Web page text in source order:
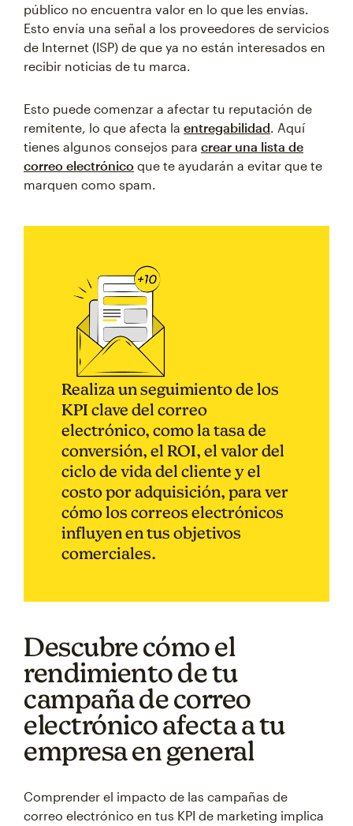
público no encuentra valor en lo que les envías.
Esto envía una señal a los proveedores de servicios
de Internet (ISP) de que ya no están interesados en
recibir noticias de tu marca.
Esto puede comenzar a afectar tu reputación de
remitente, lo que afecta la entregabilidad. Aquí
tienes algunos consejos para crear una lista de
correo electrónico que te ayudarán a evitar que te
marquen como spam.
Realiza un seguimiento de los
KPI clave del correo
electrónico, como la tasa de
conversión, el ROI, el valor del
ciclo de vida del cliente y el
costo por adquisición, para ver
cómo los correos electrónicos
influyen en tus objetivos
comerciales.
Descubre cómo el
rendimiento de tu
campaña de correo
electrónico afecta a tu
empresa en general
Comprender el impacto de las campañas de
correo electrónico en tus KPI de marketing implica